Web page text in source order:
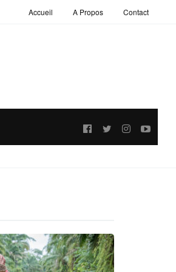
Accueil A Propos Contact
Follow